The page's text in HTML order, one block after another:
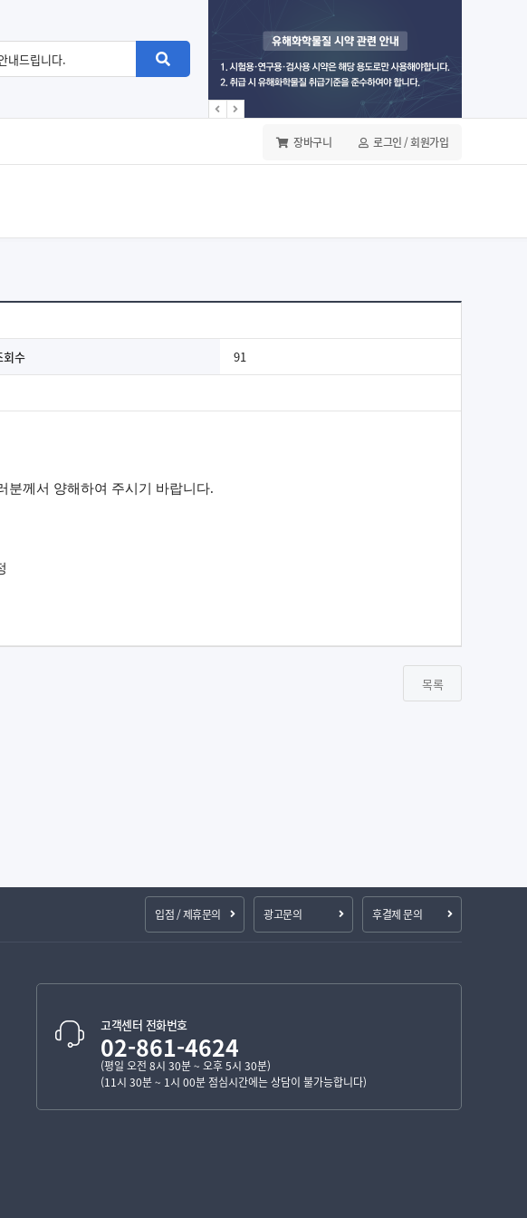
장바구니 로그인 / 회원가입
회수 91
분께서 양해하여 주시기 바랍니다.
목록
입점 / 제휴문의 광고문의 후결제 문의
고객센터 전화번호
02-861-4624
(평일 오전 8시 30분 ~ 오후 5시 30분)
(11시 30분 ~ 1시 00분 점심시간에는 상담이 불가능합니다)